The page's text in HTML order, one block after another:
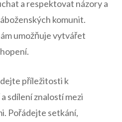
a respektovat názory a
komunit.
⁢umožňuje ⁣vytvářet
příležitosti k
sdílení ‍znalostí mezi⁤
Pořádejte‍ setkání,⁤